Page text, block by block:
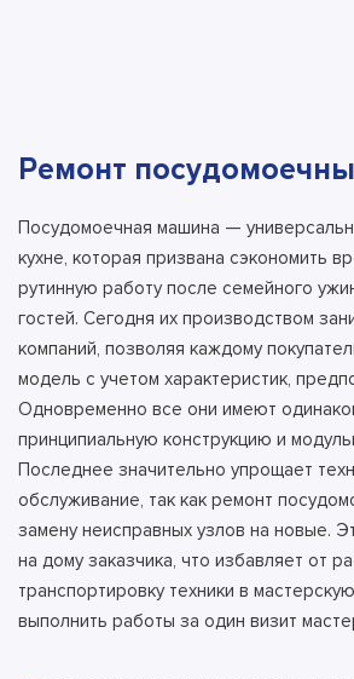
Ремонт
Посудомоечная машина —
кухне, которая призвана сэкономить
рутинную работу после семейного
гостей. Сегодня их производством
компаний, позволяя каждому
модель с учетом характеристик,
Одновременно все они имеют
принципиальную конструкцию и
Последнее значительно упрощает
обслуживание, так как ремонт
замену неисправных узлов на новые.
на дому заказчика, что избавляет от
транспортировку техники в
выполнить работы за один визит